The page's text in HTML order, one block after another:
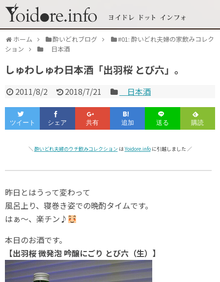
ホーム 酔いどれブログ
#01: 酔いどれ夫婦の家飲みコレク
ション
日本酒
しゅわしゅわ日本酒「出羽桜 とび六」。
2011/8/2 2018/7/21 日本酒
＼ 酔いどれ夫婦のウチ飲みコレクション はYoidore.infoに引越しました ／
昨日とはうって変わって
風呂上り、寝巻き姿での晩酌タイムです。
はぁ～、楽チン♪
本日のお酒です。
【出羽桜 微発泡 吟醸にごり とび六（生）】